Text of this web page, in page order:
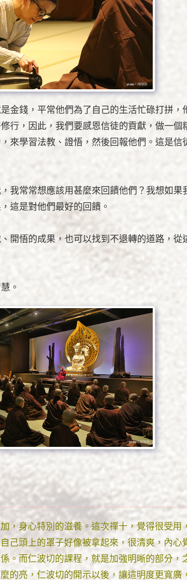
金錢，平常他們為了自己的生活忙碌打拼，
行，因此，我們要感恩信徒的貢獻，做一個
來學習法教、證悟，然後回報他們。這是信
我常常想應該用甚麼來回饋他們？我想如果
這是對他們最好的回饋。
開悟的成果，也可以找到不退轉的道路，從
。
，身心特別的滋養。這次禪十，覺得很受用
己頭上的罩子好像被拿起來，很清爽，內心
。而仁波切的課程，就是加強明晰的部分，
的亮，仁波切的開示以後，讓這明度更寬廣